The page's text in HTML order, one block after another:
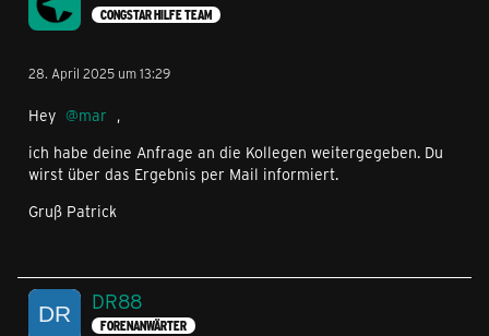
CONGSTAR HILFE TEAM
28. April 2025 um 13:29
Hey mar ,
ich habe deine Anfrage an die Kollegen weitergegeben. Du
wirst über das Ergebnis per Mail informiert.
Gruß Patrick
DR88
FORENANWÄRTER